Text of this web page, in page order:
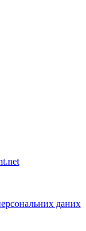
даних